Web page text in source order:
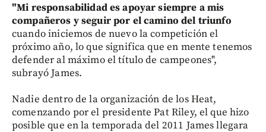
"Mi responsabilidad es apoyar siempre a mis
compañeros y seguir por el camino del triunfo
cuando iniciemos de nuevo la competición el
próximo año, lo que significa que en mente tenemos
defender al máximo el título de campeones",
subrayó James.
Nadie dentro de la organización de los Heat,
comenzando por el presidente Pat Riley, el que hizo
posible que en la temporada del 2011 James llegara